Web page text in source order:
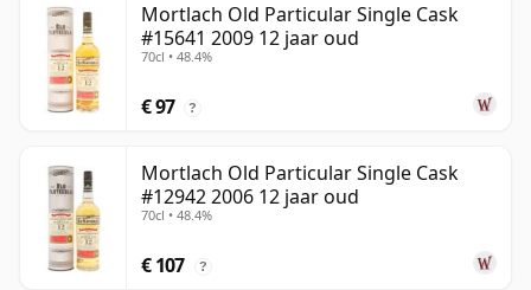
Mortlach Old Particular Single Cask
#15641 2009 12 jaar oud
70cl • 48.4%
€ 97 ?
Mortlach Old Particular Single Cask
#12942 2006 12 jaar oud
70cl • 48.4%
€ 107 ?